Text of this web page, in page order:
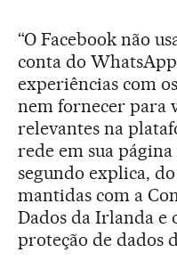
“O Facebook não
conta do
experiências com
nem fornecer para
relevantes na
rede em sua
segundo explica,
mantidas com a
Dados da Irlanda e
proteção de dados